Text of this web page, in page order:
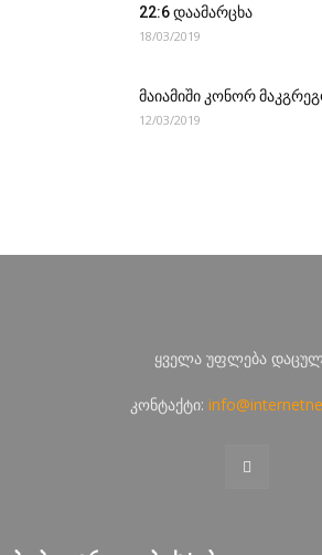
22:6 დაამარცხა
18/03/2019
მაიამიში კონორ
12/03/2019
ყველა უფლება
კონტაქტი: